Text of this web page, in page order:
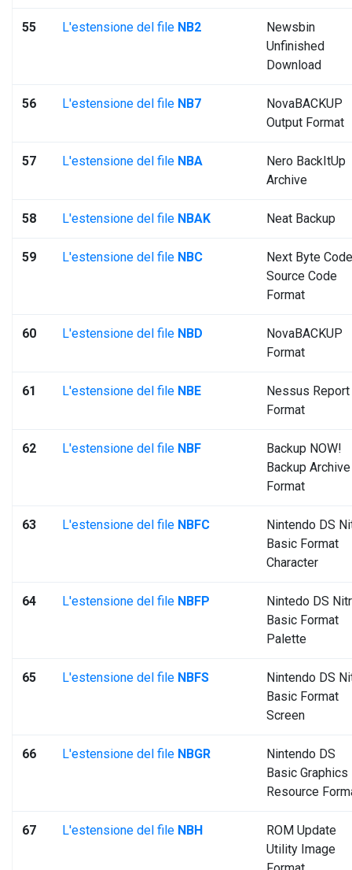
55 L'estensione del file NB2
Newsbin
Unfinished
Download
56 L'estensione del file NB7
NovaBACKUP
Output Format
57 L'estensione del file NBA
Nero BackItUp
Archive
58 L'estensione del file NBAK Neat Backup
59 L'estensione del file NBC
Next Byte
Source Code
Format
60 L'estensione del file NBD
NovaBACKUP
Format
61 L'estensione del file NBE
Nessus Report
Format
62 L'estensione del file NBF
Backup NOW!
Backup Archive
Format
63 L'estensione del file NBFC
Nintendo DS
Basic Format
Character
64 L'estensione del file NBFP
Nintedo DS
Basic Format
Palette
65 L'estensione del file NBFS
Nintendo DS
Basic Format
Screen
66 L'estensione del file NBGR
Nintendo DS
Basic Graphics
Resource
67 L'estensione del file NBH
ROM Update
Utility Image